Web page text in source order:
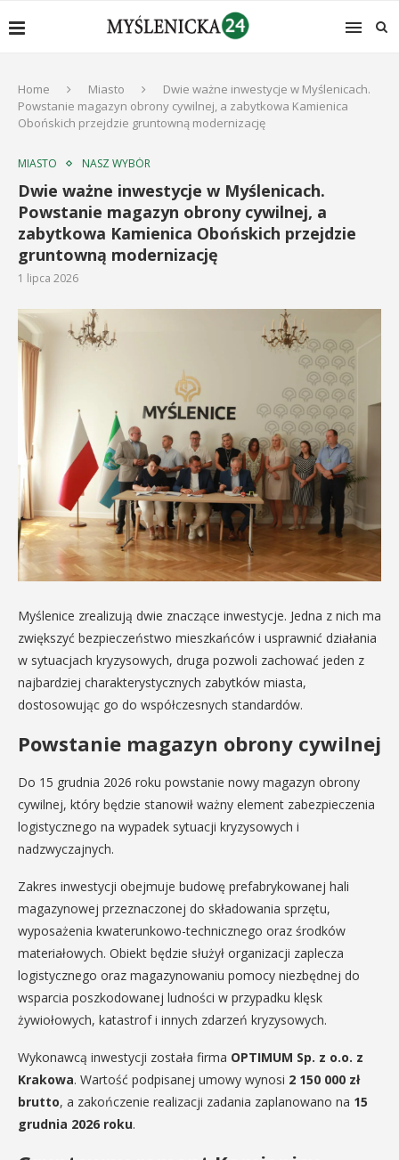
Home Miasto
Dwie ważne inwestycje w Myślenicach.
Powstanie magazyn obrony cywilnej, a zabytkowa Kamienica
Obońskich przejdzie gruntowną modernizację
MIASTO NASZ WYBÓR
Dwie ważne inwestycje w Myślenicach.
Powstanie magazyn obrony cywilnej, a
zabytkowa Kamienica Obońskich przejdzie
gruntowną modernizację
1 lipca 2026
Myślenice zrealizują dwie znaczące inwestycje. Jedna z nich ma
zwiększyć bezpieczeństwo mieszkańców i usprawnić działania
w sytuacjach kryzysowych, druga pozwoli zachować jeden z
najbardziej charakterystycznych zabytków miasta,
dostosowując go do współczesnych standardów.
Powstanie magazyn obrony cywilnej
Do 15 grudnia 2026 roku powstanie nowy magazyn obrony
cywilnej, który będzie stanowił ważny element zabezpieczenia
logistycznego na wypadek sytuacji kryzysowych i
nadzwyczajnych.
Zakres inwestycji obejmuje budowę prefabrykowanej hali
magazynowej przeznaczonej do składowania sprzętu,
wyposażenia kwaterunkowo-technicznego oraz środków
materiałowych. Obiekt będzie służył organizacji zaplecza
logistycznego oraz magazynowaniu pomocy niezbędnej do
wsparcia poszkodowanej ludności w przypadku klęsk
żywiołowych, katastrof i innych zdarzeń kryzysowych.
Wykonawcą inwestycji została firma OPTIMUM Sp. z o.o. z
Krakowa. Wartość podpisanej umowy wynosi 2 150 000 zł
brutto, a zakończenie realizacji zadania zaplanowano na 15
grudnia 2026 roku.